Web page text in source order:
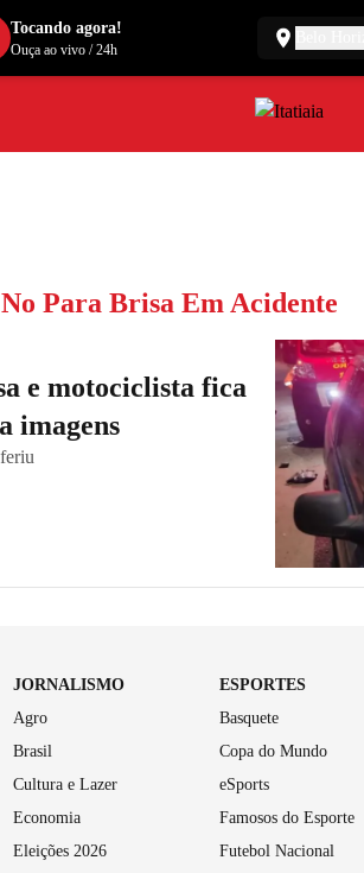
Para Brisa Em Acidente
e motociclista fica
imagens
JORNALISMO
Agro
Brasil
Cultura e Lazer
Economia
Eleições 2026
ESPORTES
Basquete
Copa do Mundo
eSports
Famosos do Esporte
Futebol Nacional
Tocando agora!
Ouça ao vivo/24h